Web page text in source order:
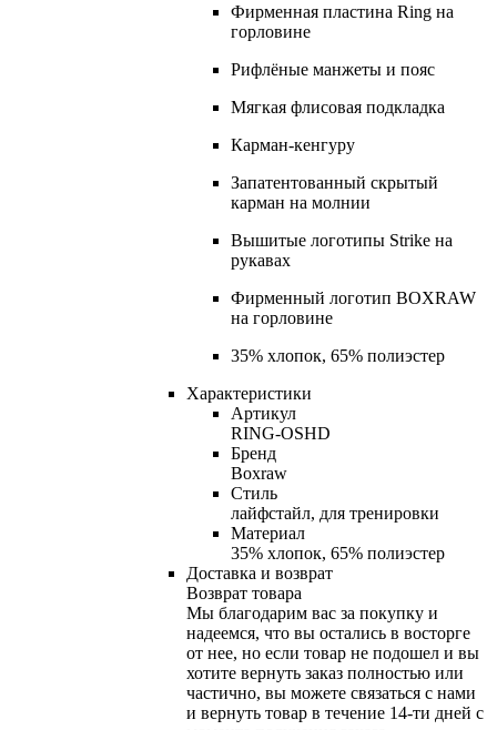
Фирменная пластина Ring на
горловине
Рифлёные манжеты и пояс
Мягкая флисовая подкладка
Карман-кенгуру
Запатентованный скрытый
карман на молнии
Вышитые логотипы Strike на
рукавах
Фирменный логотип BOXRAW
на горловине
35% хлопок, 65% полиэстер
Характеристики
Артикул
RING-OSHD
Бренд
Boxraw
Стиль
лайфстайл, для тренировки
Материал
35% хлопок, 65% полиэстер
Доставка и возврат
Возврат товара
Мы благодарим вас за покупку и
надеемся, что вы остались в восторге
от нее, но если товар не подошел и вы
хотите вернуть заказ полностью или
частично, вы можете связаться с нами
и вернуть товар в течение 14-ти дней с